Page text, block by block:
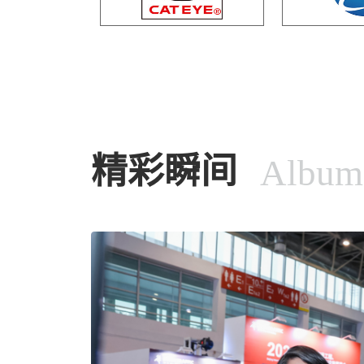
精彩瞬间 Album